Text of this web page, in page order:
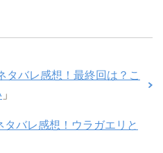
タバレ感想！最終回は？こ
」
タバレ感想！ウラガエリと